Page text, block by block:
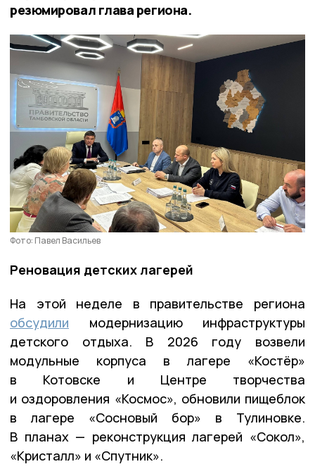
резюмировал глава региона.
Фото: Павел Васильев
Реновация детских лагерей
На этой неделе в правительстве региона
обсудили модернизацию инфраструктуры
детского отдыха. В 2026 году возвели
модульные корпуса в лагере «Костёр»
в Котовске и Центре творчества
и оздоровления «Космос», обновили пищеблок
в лагере «Сосновый бор» в Тулиновке.
В планах — реконструкция лагерей «Сокол»,
«Кристалл» и «Спутник».